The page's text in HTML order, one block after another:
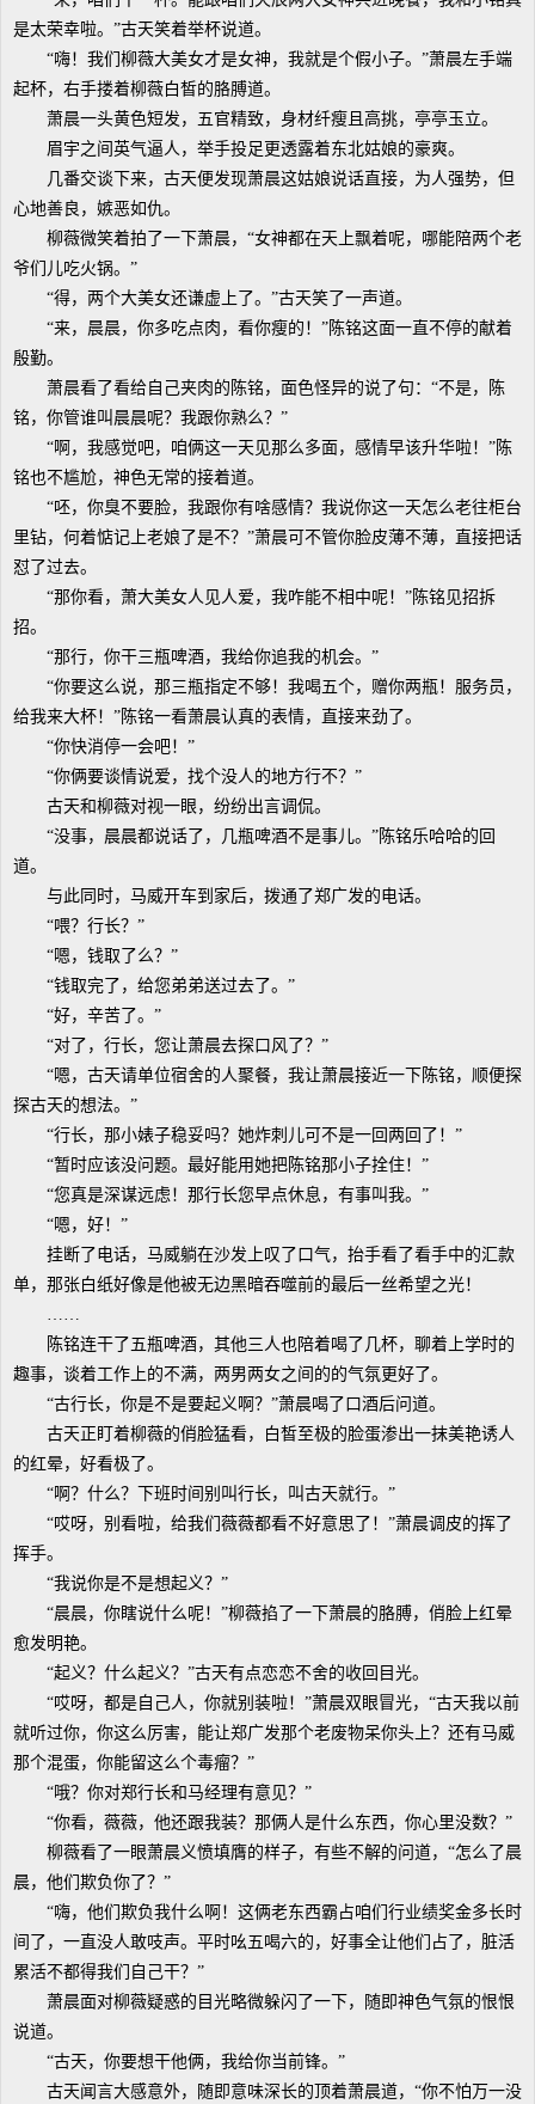
是太荣幸啦。”古天笑着举杯说道。
“嗨！我们柳薇大美女才是女神，我就是个假小子。”萧晨左手端
起杯，右手搂着柳薇白皙的胳膊道。
萧晨一头黄色短发，五官精致，身材纤瘦且高挑，亭亭玉立。
眉宇之间英气逼人，举手投足更透露着东北姑娘的豪爽。
几番交谈下来，古天便发现萧晨这姑娘说话直接，为人强势，但
心地善良，嫉恶如仇。
柳薇微笑着拍了一下萧晨，“女神都在天上飘着呢，哪能陪两个老
爷们儿吃火锅。”
“得，两个大美女还谦虚上了。”古天笑了一声道。
“来，晨晨，你多吃点肉，看你瘦的！”陈铭这面一直不停的献着
殷勤。
萧晨看了看给自己夹肉的陈铭，面色怪异的说了句：“不是，陈
铭，你管谁叫晨晨呢？我跟你熟么？”
“啊，我感觉吧，咱俩这一天见那么多面，感情早该升华啦！”陈
铭也不尴尬，神色无常的接着道。
“呸，你臭不要脸，我跟你有啥感情？我说你这一天怎么老往柜台
里钻，何着惦记上老娘了是不？”萧晨可不管你脸皮薄不薄，直接把话
怼了过去。
“那你看，萧大美女人见人爱，我咋能不相中呢！”陈铭见招拆
招。
“那行，你干三瓶啤酒，我给你追我的机会。”
“你要这么说，那三瓶指定不够！我喝五个，赠你两瓶！服务员，
给我来大杯！”陈铭一看萧晨认真的表情，直接来劲了。
“你快消停一会吧！”
“你俩要谈情说爱，找个没人的地方行不？”
古天和柳薇对视一眼，纷纷出言调侃。
“没事，晨晨都说话了，几瓶啤酒不是事儿。”陈铭乐哈哈的回
道。
与此同时，马威开车到家后，拨通了郑广发的电话。
“喂？行长？”
“嗯，钱取了么？”
“钱取完了，给您弟弟送过去了。”
“好，辛苦了。”
“对了，行长，您让萧晨去探口风了？”
“嗯，古天请单位宿舍的人聚餐，我让萧晨接近一下陈铭，顺便探
探古天的想法。”
“行长，那小婊子稳妥吗？她炸刺儿可不是一回两回了！”
“暂时应该没问题。最好能用她把陈铭那小子拴住！”
“您真是深谋远虑！那行长您早点休息，有事叫我。”
“嗯，好！”
挂断了电话，马威躺在沙发上叹了口气，抬手看了看手中的汇款
单，那张白纸好像是他被无边黑暗吞噬前的最后一丝希望之光！
……
陈铭连干了五瓶啤酒，其他三人也陪着喝了几杯，聊着上学时的
趣事，谈着工作上的不满，两男两女之间的的气氛更好了。
“古行长，你是不是要起义啊？”萧晨喝了口酒后问道。
古天正盯着柳薇的俏脸猛看，白皙至极的脸蛋渗出一抹美艳诱人
的红晕，好看极了。
“啊？什么？下班时间别叫行长，叫古天就行。”
“哎呀，别看啦，给我们薇薇都看不好意思了！”萧晨调皮的挥了
挥手。
“我说你是不是想起义？”
“晨晨，你瞎说什么呢！”柳薇掐了一下萧晨的胳膊，俏脸上红晕
愈发明艳。
“起义？什么起义？”古天有点恋恋不舍的收回目光。
“哎呀，都是自己人，你就别装啦！”萧晨双眼冒光，“古天我以前
就听过你，你这么厉害，能让郑广发那个老废物呆你头上？还有马威
那个混蛋，你能留这么个毒瘤？”
“哦？你对郑行长和马经理有意见？”
“你看，薇薇，他还跟我装？那俩人是什么东西，你心里没数？”
柳薇看了一眼萧晨义愤填膺的样子，有些不解的问道，“怎么了晨
晨，他们欺负你了？”
“嗨，他们欺负我什么啊！这俩老东西霸占咱们行业绩奖金多长时
间了，一直没人敢吱声。平时吆五喝六的，好事全让他们占了，脏活
累活不都得我们自己干？”
萧晨面对柳薇疑惑的目光略微躲闪了一下，随即神色气氛的恨恨
说道。
“古天，你要想干他俩，我给你当前锋。”
古天闻言大感意外，随即意味深长的顶着萧晨道，“你不怕万一没